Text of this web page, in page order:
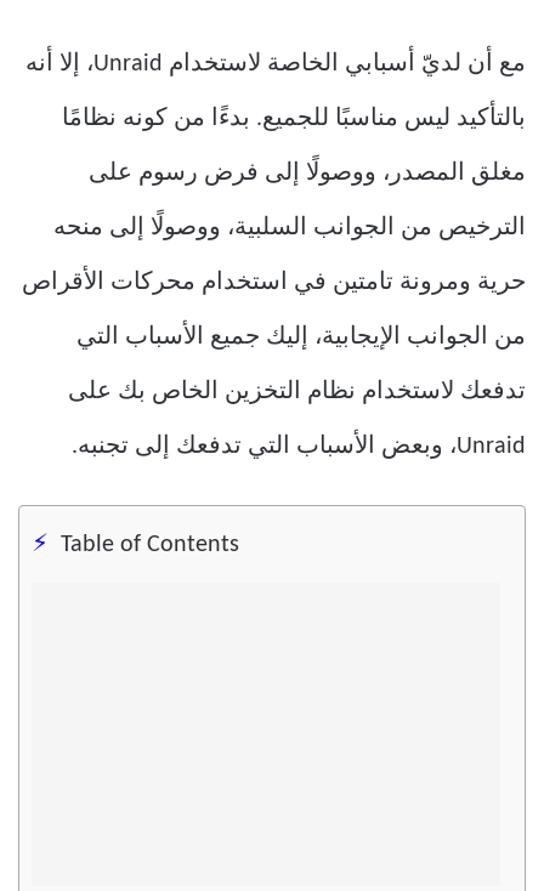
مع أن لديّ أسبابي الخاصة لاستخدام Unraid، إلا أنه
بالتأكيد ليس مناسبًا للجميع. بدءًا من كونه نظامًا
مغلق المصدر، ووصولًا إلى فرض رسوم على
الترخيص من الجوانب السلبية، ووصولًا إلى منحه
حرية ومرونة تامتين في استخدام محركات الأقراص
من الجوانب الإيجابية، إليك جميع الأسباب التي
تدفعك لاستخدام نظام التخزين الخاص بك على
Unraid، وبعض الأسباب التي تدفعك إلى تجنبه.
Table of Contents